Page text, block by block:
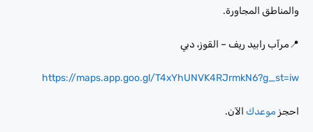
والمناطق المجاورة.
📍مرآب رابيد ريف – القوز، دبي
https://maps.app.goo.gl/T4xYhUNVK4RJrmkN6?g_st=iw
احجز موعدك الآن.